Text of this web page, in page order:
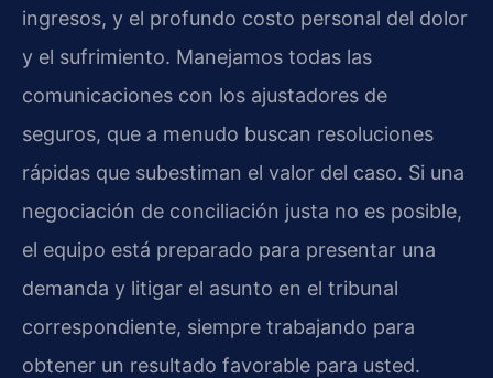
ingresos, y el profundo costo personal del dolor
y el sufrimiento. Manejamos todas las
comunicaciones con los ajustadores de
seguros, que a menudo buscan resoluciones
rápidas que subestiman el valor del caso. Si una
negociación de conciliación justa no es posible,
el equipo está preparado para presentar una
demanda y litigar el asunto en el tribunal
correspondiente, siempre trabajando para
obtener un resultado favorable para usted.